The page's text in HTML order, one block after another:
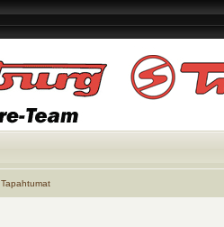
Tapahtumat